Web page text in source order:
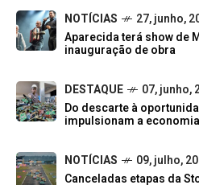
NOTÍCIAS
27, junho,
Aparecida terá show de
inauguração de obra
DESTAQUE
07, junho,
Do descarte à
impulsionam a
NOTÍCIAS
09, julho,
Canceladas etapas da